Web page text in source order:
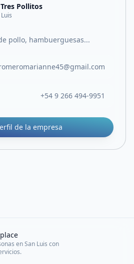
Pollitos
pollo, hambuerguesas...
+54 9 266 494-9951
de la empresa
en San Luis con